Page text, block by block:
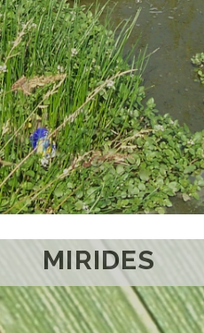
MIRIDES